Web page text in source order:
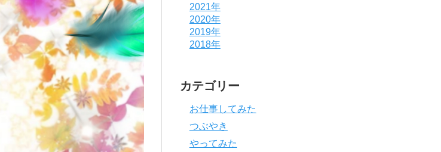
2021年
2020年
2019年
2018年
カテゴリー
お仕事してみた
つぶやき
やってみた